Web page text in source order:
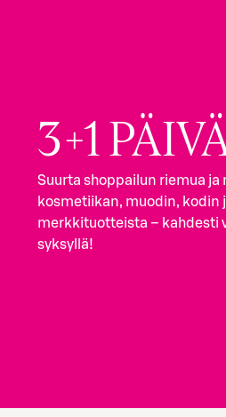
3+1
Suurta shoppailun riemua ja
kosmetiikan, muodin, kodin
merkkituotteista – kahdesti
syksyllä!